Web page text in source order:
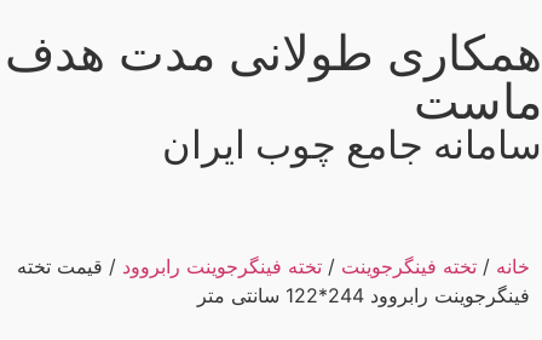
همکاری طولانی مدت هدف
ماست
سامانه جامع چوب ایران
خانه / تخته فینگرجوینت / تخته فینگرجوینت رابروود / قیمت تخته
فینگرجوینت رابروود 244*122 سانتی متر